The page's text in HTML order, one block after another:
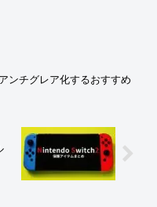
ンチグレア化するおすすめ